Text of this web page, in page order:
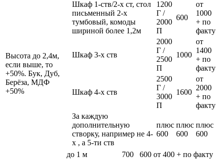
Высота до 2,4м,
если выше, то
+50%. Бук, Дуб,
Берёза, МДФ
+50%
Шкаф 1-ств/2-х ст, стол
письменный 2-х
тумбовый, комоды
шириной более 1,2м
1200
Г /
2000
П
600
от
1000
+ по
факту
Шкаф 3-х ств
2000
Г /
2500
П
1000
от
1400
+ по
факту
Шкаф 4-х ств
2500
Г /
3000
П
1600
от
2000
+ по
факту
За каждую
дополнительную
створку, например не 4-
х , а 5-ти ств
плюс
600
плюс
600
плюс
600
до 1 м 700 600 от 400 + по факту